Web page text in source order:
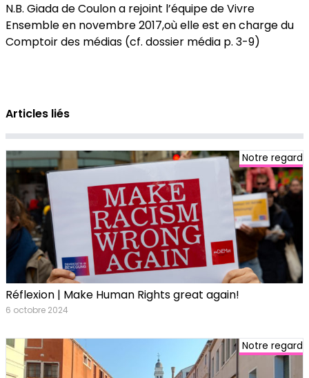
N.B. Giada de Coulon a rejoint l’équipe de Vivre
Ensemble en novembre 2017,où elle est en charge du
Comptoir des médias (cf. dossier média p. 3-9)
Articles liés
Notre regard
Réflexion | Make Human Rights great again!
6 octobre 2024
Notre regard